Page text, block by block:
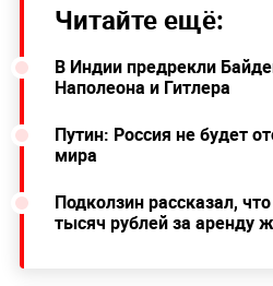
Читайте ещё:
В Индии предрекли
Наполеона и Гитлера
Путин: Россия не будет
мира
Подколзин рассказал,
тысяч рублей за аренду